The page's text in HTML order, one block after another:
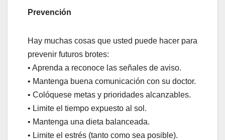
Prevención
Hay muchas cosas que usted puede hacer para
prevenir futuros brotes:
• Aprenda a reconoce las señales de aviso.
• Mantenga buena comunicación con su doctor.
• Colóquese metas y prioridades alcanzables.
• Limite el tiempo expuesto al sol.
• Mantenga una dieta balanceada.
• Limite el estrés (tanto como sea posible).